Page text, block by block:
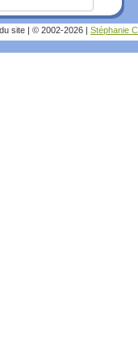
site © 2002-2026 Stéphanie C